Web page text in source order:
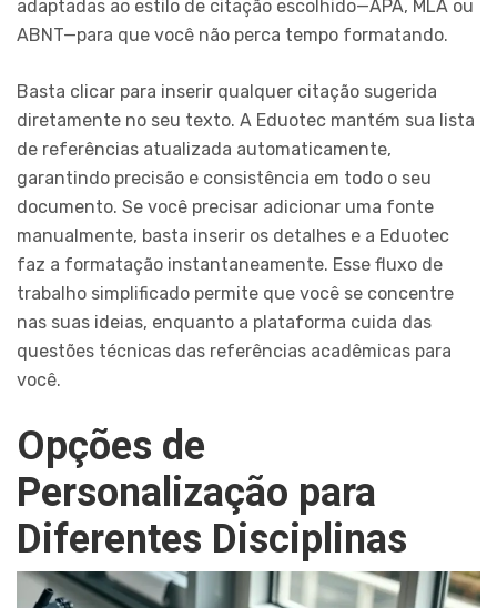
adaptadas ao estilo de citação escolhido—APA, MLA ou
ABNT—para que você não perca tempo formatando.
Basta clicar para inserir qualquer citação sugerida
diretamente no seu texto. A Eduotec mantém sua lista
de referências atualizada automaticamente,
garantindo precisão e consistência em todo o seu
documento. Se você precisar adicionar uma fonte
manualmente, basta inserir os detalhes e a Eduotec
faz a formatação instantaneamente. Esse fluxo de
trabalho simplificado permite que você se concentre
nas suas ideias, enquanto a plataforma cuida das
questões técnicas das referências acadêmicas para
você.
Opções de
Personalização para
Diferentes Disciplinas